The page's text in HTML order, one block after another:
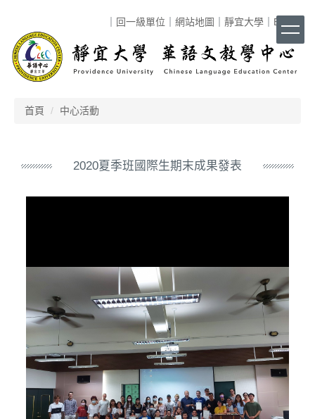
要
內
回一級單位 網站地圖 靜宜大學 ENG
首頁 中心活動
2020夏季班國際生期末成果發表